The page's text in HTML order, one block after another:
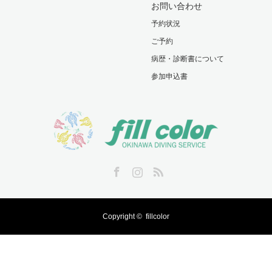
お問い合わせ
予約状況
ご予約
病歴・診断書について
参加申込書
Copyright © fillcolor